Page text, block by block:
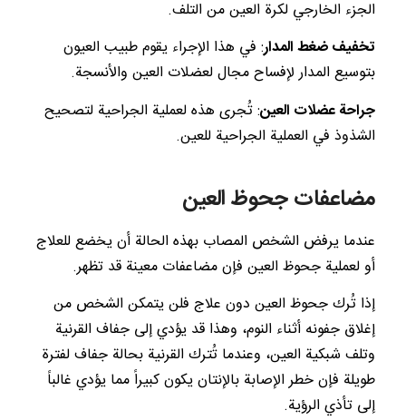
الجزء الخارجي لكرة العين من التلف.
تخفيف ضغط المدار: في هذا الإجراء يقوم طبيب العيون
بتوسيع المدار لإفساح مجال لعضلات العين والأنسجة.
جراحة عضلات العين: تُجرى هذه لعملية الجراحية لتصحيح
الشذوذ في العملية الجراحية للعين.
مضاعفات جحوظ العين
عندما يرفض الشخص المصاب بهذه الحالة أن يخضع للعلاج
أو لعملية جحوظ العين فإن مضاعفات معينة قد تظهر.
إذا تُرك جحوظ العين دون علاج فلن يتمكن الشخص من
إغلاق جفونه أثناء النوم، وهذا قد يؤدي إلى جفاف القرنية
وتلف شبكية العين، وعندما تُترك القرنية بحالة جفاف لفترة
طويلة فإن خطر الإصابة بالإنتان يكون كبيراً مما يؤدي غالباً
إلى تأذي الرؤية.